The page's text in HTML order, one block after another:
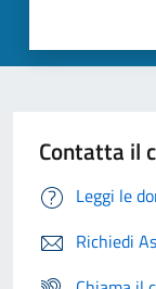
Contatta il
Leggi le
Richiedi